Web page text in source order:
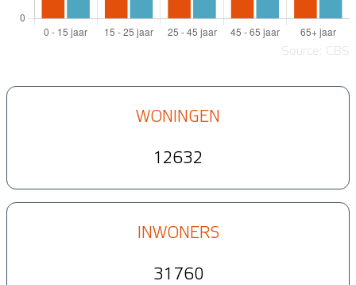
Source: CBS
WONINGEN
12632
INWONERS
31760